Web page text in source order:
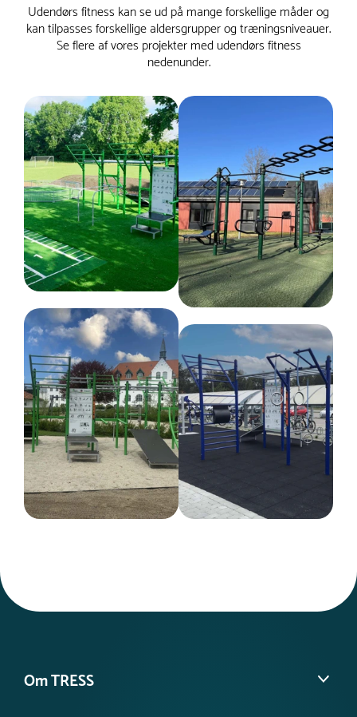
Udendørs fitness kan se ud på mange forskellige måder og
kan tilpasses forskellige aldersgrupper og træningsniveauer.
Se flere af vores projekter med udendørs fitness
nedenunder.
Om TRESS